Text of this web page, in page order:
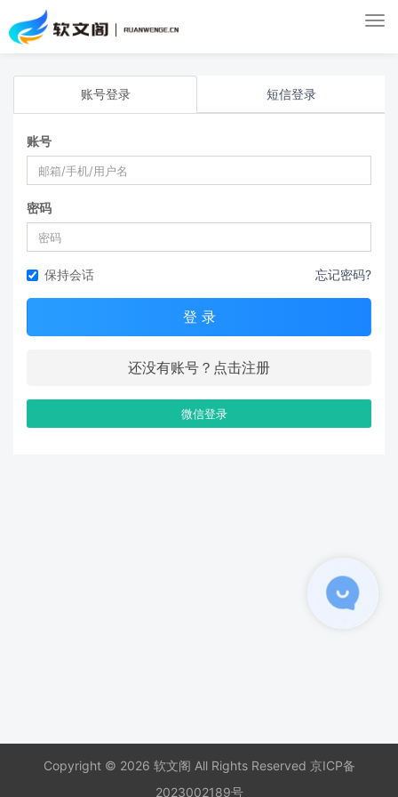
账号登录 短信登录
账号
密码
保持会话 忘记密码?
登 录
还没有账号？点击注册
微信登录
Copyright © 2026 软文阁 All Rights Reserved 京ICP备
2023002189号